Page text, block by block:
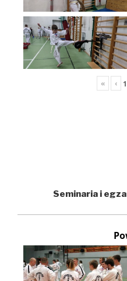
« ‹ 1
Seminaria i